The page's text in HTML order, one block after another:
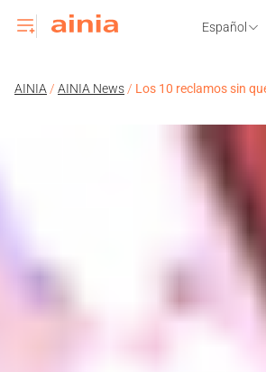
Español
AINIA / AINIA News / Los 10 reclamos sin